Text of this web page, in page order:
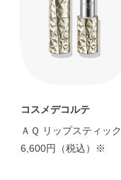
taetae
コスメデコルテ
ＡＱ リップスティック
6,600円（税込）※